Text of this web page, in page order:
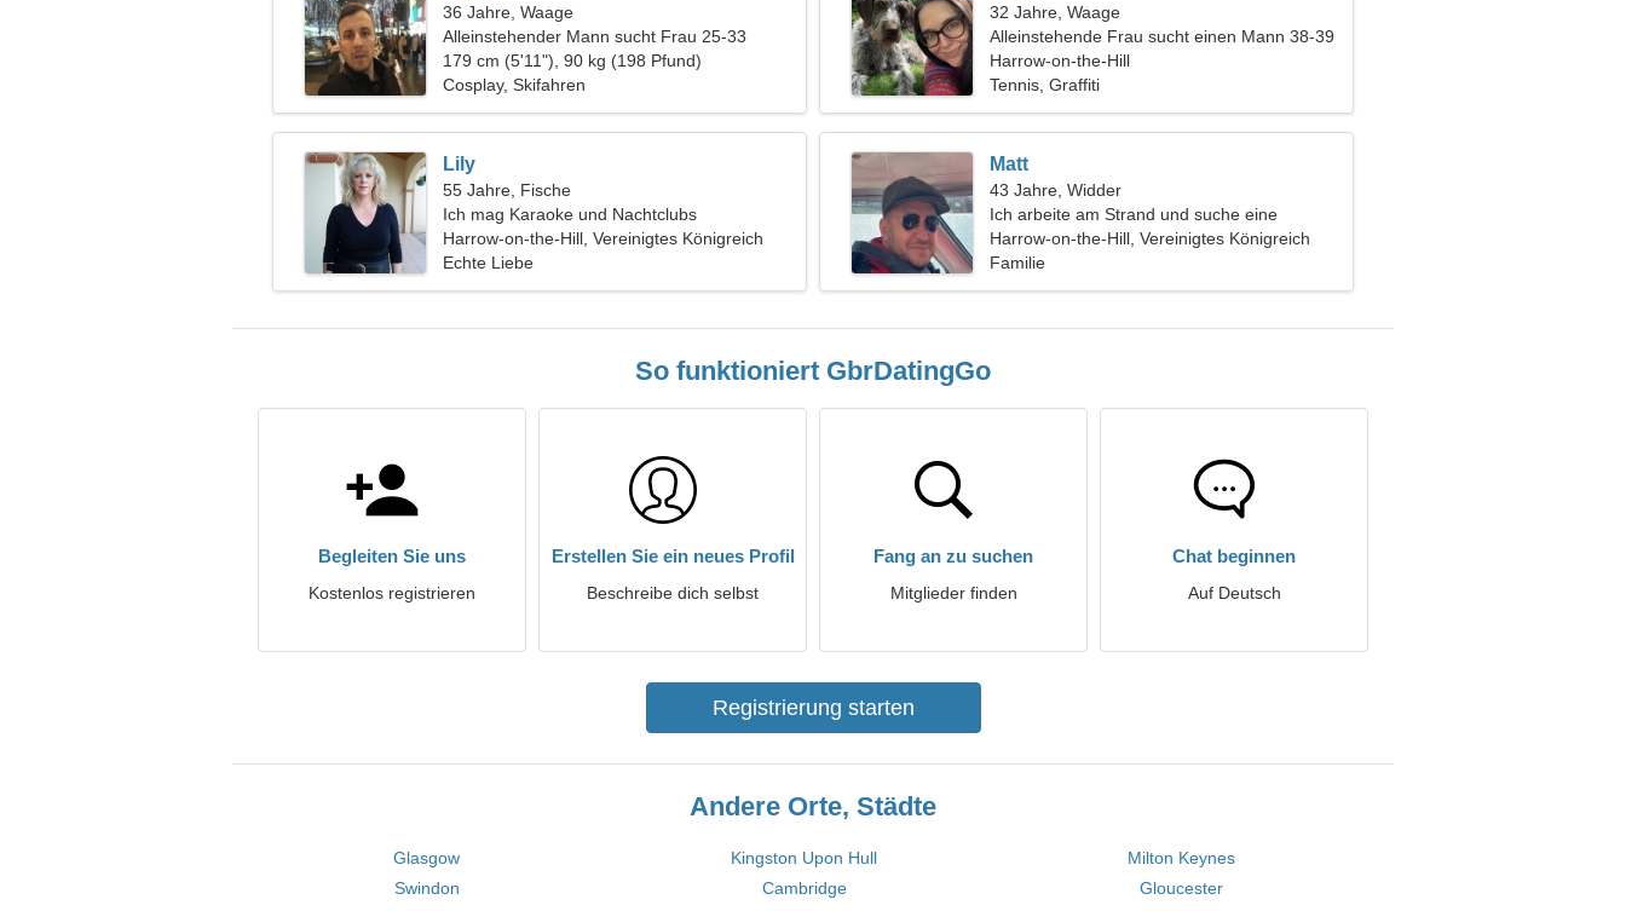
36 Jahre, Waage
Alleinstehender Mann sucht Frau 25-33
179 cm (5'11"), 90 kg (198 Pfund)
Cosplay, Skifahren
32 Jahre, Waage
Alleinstehende Frau sucht einen Mann 38-39
Harrow-on-the-Hill
Tennis, Graffiti
Lily
55 Jahre, Fische
Ich mag Karaoke und Nachtclubs
Harrow-on-the-Hill, Vereinigtes Königreich
Echte Liebe
Matt
43 Jahre, Widder
Ich arbeite am Strand und suche eine
bescheidene Frau
Harrow-on-the-Hill, Vereinigtes Königreich
Familie
So funktioniert GbrDatingGo
Begleiten Sie uns
Kostenlos registrieren
Erstellen Sie ein neues Profil
Beschreibe dich selbst
Fang an zu suchen
Mitglieder finden
Chat beginnen
Auf Deutsch
Registrierung starten
Andere Orte, Städte
Glasgow Kingston Upon Hull
Milton Keynes
Swindon
Cambridge
Gloucester